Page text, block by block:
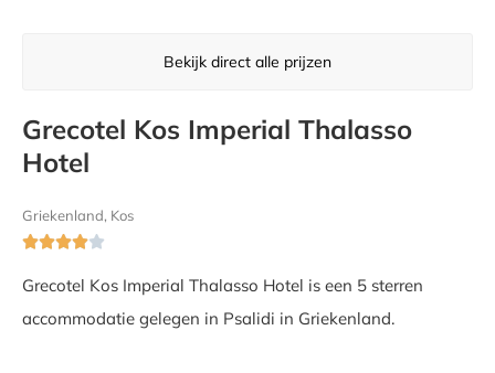
Bekijk direct alle prijzen
Grecotel Kos Imperial Thalasso
Hotel
Griekenland, Kos

Grecotel Kos Imperial Thalasso Hotel is een 5 sterren
accommodatie gelegen in Psalidi in Griekenland.